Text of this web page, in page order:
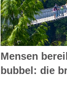
Mensen
bubbel: die